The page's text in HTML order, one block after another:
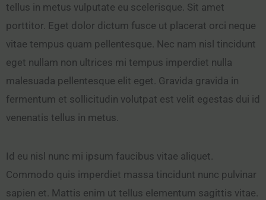
tellus in metus vulputate eu scelerisque. Sit amet
porttitor. Eget dolor dictum fusce ut placerat orci neque
vitae tempus quam pellentesque. Nec nam nisl tincidunt
eget nullam non ultrices mi tempus imperdiet nulla
malesuada pellentesque elit eget. Gravida gravida in
fermentum et sollicitudin volutpat est velit egestas dui id
venenatis tellus in metus.
Id eu nisl nunc mi ipsum faucibus vitae aliquet.
Commodo quis imperdiet massa tincidunt nunc pulvinar
sapien et. Mattis enim ut tellus elementum sagittis vitae.